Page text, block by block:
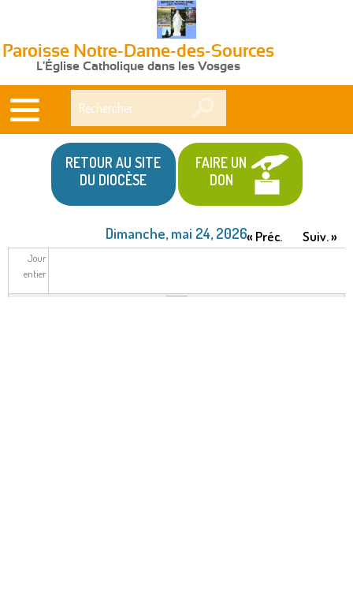
Paroisse Notre-Dame-des-Sources
L'Église Catholique dans les Vosges
RETOUR AU SITE
DU DIOCÈSE
FAIRE UN
DON
Dimanche, mai 24, 2026« Préc. Suiv. »
Jour
entier